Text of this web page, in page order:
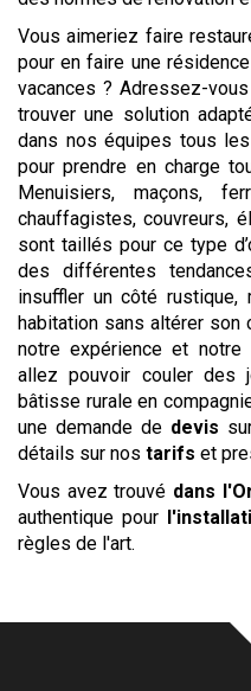
Vous aimeriez faire
pour en faire une
vacances ? Adressez-
trouver une solution
dans nos équipes tous
pour prendre en charge
Menuisiers, maçons,
chauffagistes, couvreurs,
sont taillés pour ce type
des différentes
insuffler un côté rustique,
habitation sans altérer son
notre expérience et notre
allez pouvoir couler des
bâtisse rurale en
une demande de devis
détails sur nos tarifs et
Vous avez trouvé dans
authentique pour
règles de l'art.